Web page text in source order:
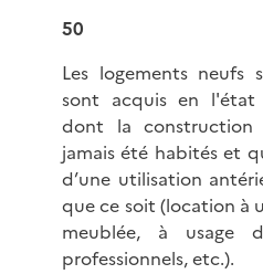
50
Les logements neufs
sont acquis en
dont la construction
jamais été habités et
d’une utilisation
que ce soit (location à
meublée, à usage
professionnels, etc.).